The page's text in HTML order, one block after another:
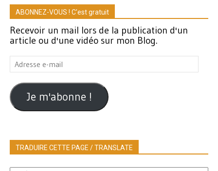
ABONNEZ-VOUS ! C'est gratuit
Recevoir un mail lors de la publication d'un
article ou d'une vidéo sur mon Blog.
Adresse
e-
mail
Je m'abonne !
TRADUIRE CETTE PAGE / TRANSLATE